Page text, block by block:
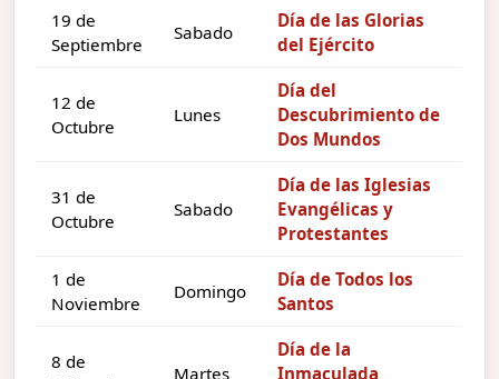
19 de
Septiembre
Sabado
Día de las Glorias
del Ejército
12 de
Octubre
Lunes
Día del
Descubrimiento de
Dos Mundos
31 de
Octubre
Sabado
Día de las Iglesias
Evangélicas y
Protestantes
1 de
Noviembre
Domingo
Día de Todos los
Santos
8 de
Martes
Día de la
Inmaculada